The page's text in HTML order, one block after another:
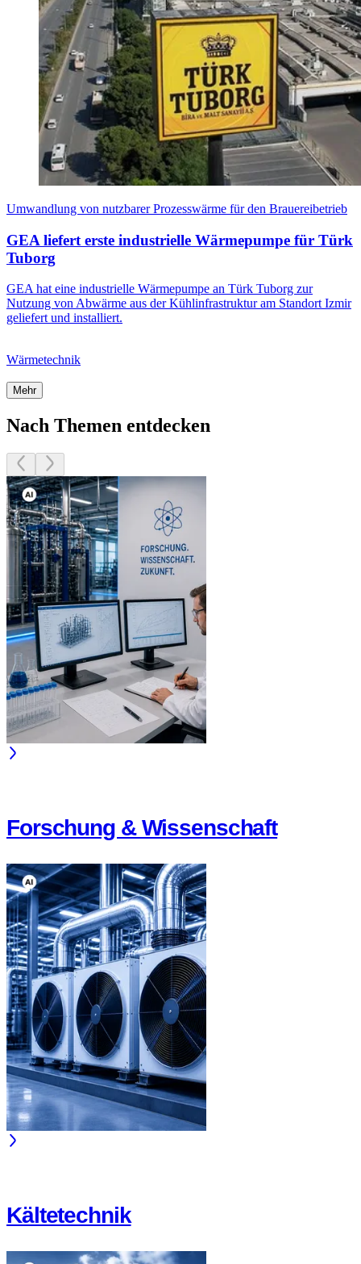
Umwandlung von nutzbarer Prozesswärme für den Brauereibetrieb
GEA liefert erste industrielle Wärmepumpe für Türk
Tuborg
GEA hat eine industrielle Wärmepumpe an Türk Tuborg zur
Nutzung von Abwärme aus der Kühlinfrastruktur am Standort Izmir
geliefert und installiert.
Wärmetechnik
Mehr
Nach Themen entdecken
Forschung & Wissenschaft
Kältetechnik